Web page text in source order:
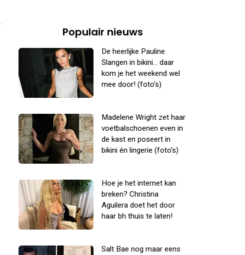
Populair nieuws
De heerlijke Pauline
Slangen in bikini... daar
kom je het weekend wel
mee door! (foto's)
Madelene Wright zet haar
voetbalschoenen even in
de kast en poseert in
bikini én lingerie (foto's)
Hoe je het internet kan
breken? Christina
Aguilera doet het door
haar bh thuis te laten!
Salt Bae nog maar eens